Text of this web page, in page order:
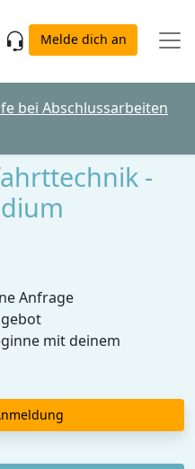
Melde dich an
bei Abschlussarbeiten
-
Anfrage
mit deinem